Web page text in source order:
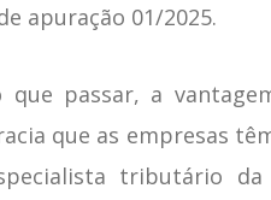
apuração 01/2025.
passar, a
que as empresas
tributário da